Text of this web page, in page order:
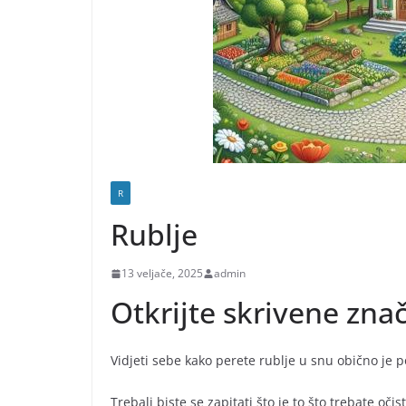
R
Rublje
13 veljače, 2025 admin
Otkrijte skrivene
Vidjeti sebe kako perete rublje u snu obično je
Trebali biste se zapitati što je to što trebate